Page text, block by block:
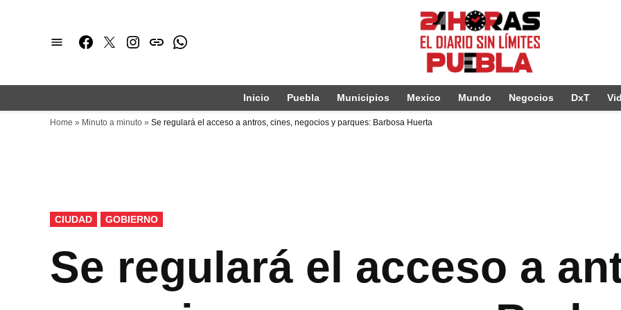
Facebook
TwitterInstagram
issuuWhatsapp
Inicio Puebla Municipios Mexico Mundo Negocios DxT
Home » Minuto a minuto » Se regulará el acceso a antros, cines, negocios y parques: Barbosa Huerta
PUBLICADO
EN
CIUDAD GOBIERNO
Se regulará el acceso a